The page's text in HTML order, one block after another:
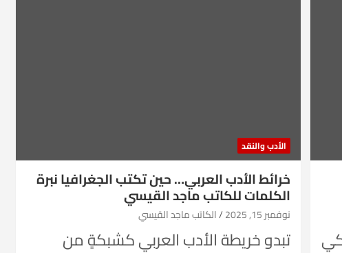
الأدب والنقد
خرائط الأدب العربي… حين تكتب الجغرافيا نبرة
الكلمات للكاتب ماجد القيسي
نوفمبر 15, 2025 الكاتب ماجد القيسي
تبدو خريطة الأدب العربي كشبكةٍ من